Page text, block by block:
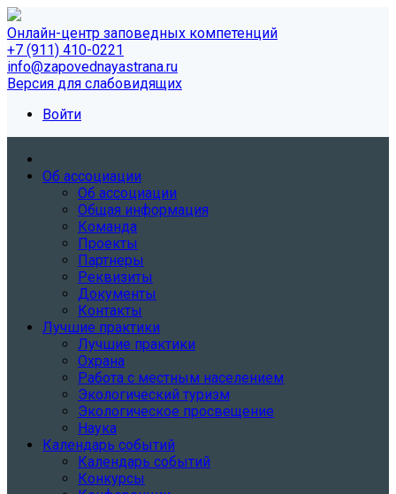
Онлайн-центр заповедных компетенций
+7 (911) 410-0221
info@zapovednayastrana.ru
Версия для слабовидящих
Войти
Об ассоциации
Об ассоциации
Общая информация
Команда
Проекты
Партнеры
Реквизиты
Документы
Контакты
Лучшие практики
Лучшие практики
Охрана
Работа с местным населением
Экологический туризм
Экологическое просвещение
Наука
Календарь событий
Календарь событий
Конкурсы